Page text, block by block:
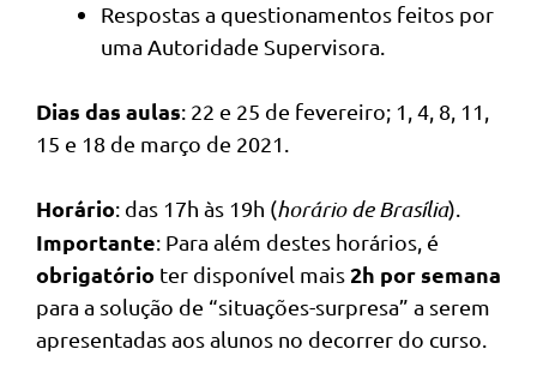
Respostas a questionamentos feitos por
uma Autoridade Supervisora.
Dias das aulas: 22 e 25 de fevereiro; 1, 4, 8, 11,
15 e 18 de março de 2021.
Horário: das 17h às 19h (horário de Brasília).
Importante: Para além destes horários, é
obrigatório ter disponível mais2h por semana
para a solução de “situações-surpresa” a serem
apresentadas aos alunos no decorrer do curso.